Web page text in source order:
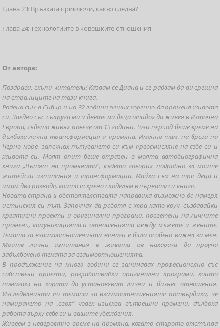
Глава 23: Връзката приключи, какво следва?
Глава 24: Технологиите в човешките отношения
От автора:
Поздрави, скъпи читатели! Казвам се Диана и се радвам да ви срещна
на страниците на тази книга.
Родена съм в Сибир и на 32 години реших коренно да променя живота
си. Заедно със съпруга ми и двете ми деца отидох да живея в Източна
Европа, където живях повече от 13 години. Този период беше време на
дълбока лична трансформация и промяна. Именно там, на брега на
Черно море, започнах пътуването си към преосмисляне на себе си и
живота си. Моят опит беше отразен в моята автобиографична
книга „Пътят на промяната“, където говорих подробно за моите
житейски изпитания и трансформации. Майка съм на три деца и
имам два развода, които искрено споделям в първата си книга.
Новата страна и обстоятелствата направиха възможно да намеря
истинския си път. Започнах да работя с хора като коуч, създавайки
креативни проекти и оригинални програми, посветени на личните
промени, комуникацията и отношенията между мъжете и жените.
Темата за взаимоотношенията винаги е била особено важна за мен.
Моите лични изпитания в живота ме накараха да проуча
задълбочено темата за взаимоотношенията.
В продължение на много години се занимавах професионално със
собствени проекти, разработвайки оригинални програми, които
помагаха на хората да установяват лични и бизнес отношения.
Изследванията по темата за взаимоотношенията потвърдиха, че
намирането на „своя“ човек изисква вътрешни промени, дълбока
работа върху себе си и вашите убеждения.
Живеем в невероятно време на промяна, когато старото отстъпва